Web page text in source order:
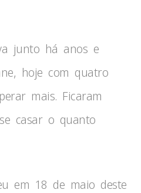
junto há anos e
hoje com quatro
mais. Ficaram
casar o quanto
em 18 de maio deste